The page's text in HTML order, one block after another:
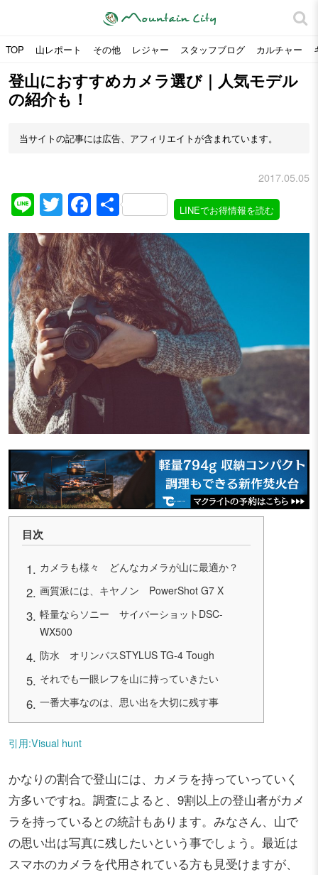
TOP 山レポート その他 レジャー スタッフブログ カルチャー
登山におすすめカメラ選び｜人気モデル
の紹介も！
当サイトの記事には広告、アフィリエイトが含まれています。
2017.05.05
LineTwitter
Facebook
共
有
LINEでお得情報を読む
目次
カメラも様々 どんなカメラが山に最適か？
画質派には、キヤノン PowerShot G7 X
軽量ならソニー サイバーショットDSC-
WX500
防水 オリンパスSTYLUS TG-4 Tough
それでも一眼レフを山に持っていきたい
一番大事なのは、思い出を大切に残す事
引用:Visual hunt
かなりの割合で登山には、カメラを持っていっていく
方多いですね。調査によると、9割以上の登山者がカメ
ラを持っているとの統計もあります。みなさん、山で
の思い出は写真に残したいという事でしょう。最近は
スマホのカメラを代用されている方も見受けますが、